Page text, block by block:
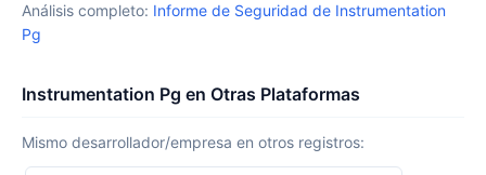
Análisis completo: Informe de Seguridad de Instrumentation
Pg
Instrumentation Pg en Otras Plataformas
Mismo desarrollador/empresa en otros registros: